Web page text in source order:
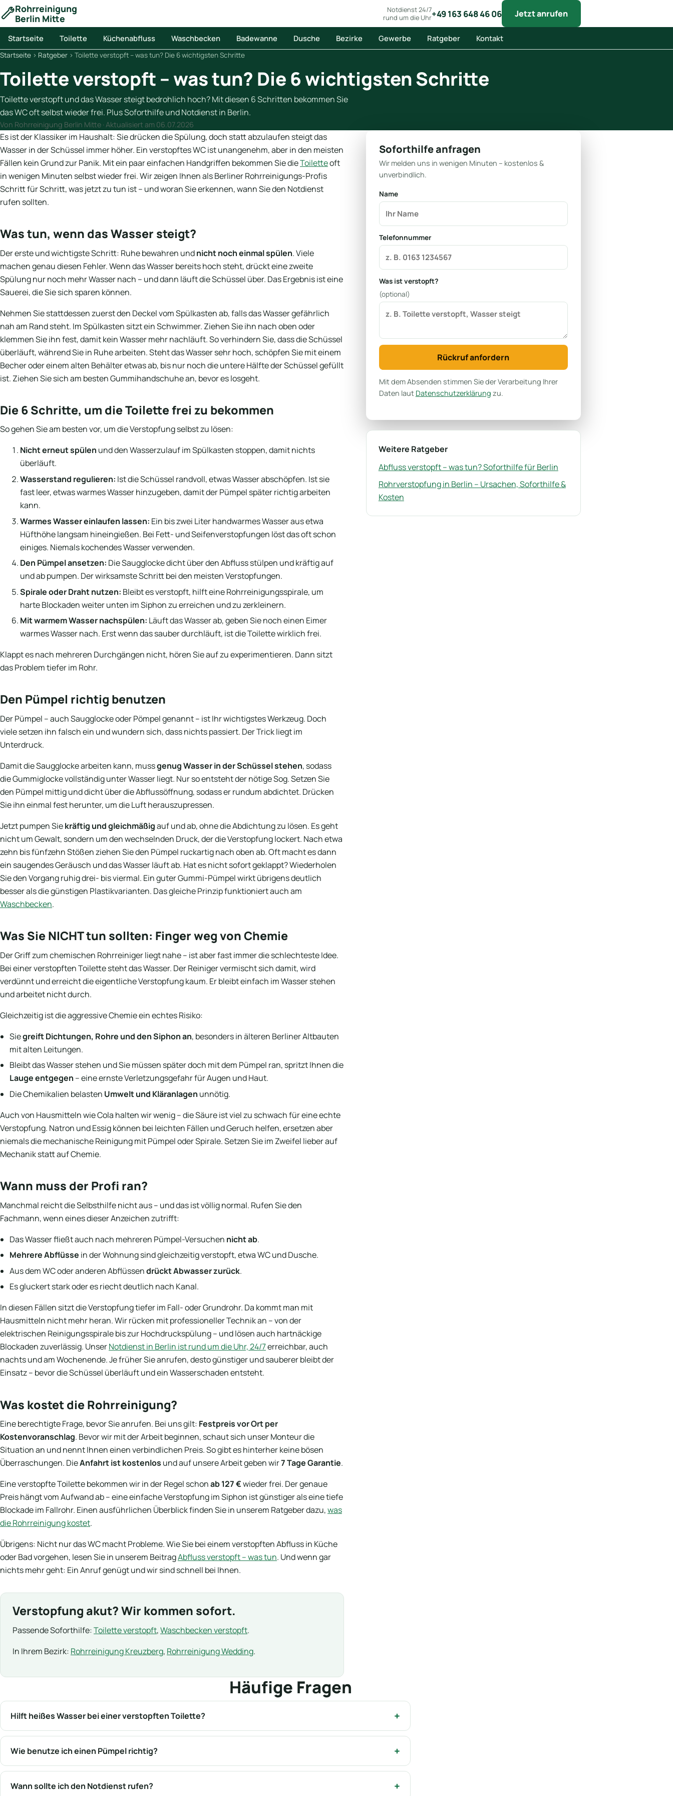
Rohrreinigung
Berlin Mitte
Notdienst 24/7
rund um die Uhr+49 163 648 46 06 Jetzt anrufen
Startseite Toilette Küchenabfluss Waschbecken Badewanne Dusche Bezirke Gewerbe Ratgeber Kontakt
Startseite › Ratgeber › Toilette verstopft – was tun? Die 6 wichtigsten Schritte
Toilette verstopft – was tun? Die 6 wichtigsten Schritte
Toilette verstopft und das Wasser steigt bedrohlich hoch? Mit diesen 6 Schritten bekommen Sie
das WC oft selbst wieder frei. Plus Soforthilfe und Notdienst in Berlin.
Von Rohrreinigung Berlin Mitte · Aktualisiert am 06.07.2026
Es ist der Klassiker im Haushalt: Sie drücken die Spülung, doch statt abzulaufen steigt das
Wasser in der Schüssel immer höher. Ein verstopftes WC ist unangenehm, aber in den meisten
Fällen kein Grund zur Panik. Mit ein paar einfachen Handgriffen bekommen Sie dieToiletteoft
in wenigen Minuten selbst wieder frei. Wir zeigen Ihnen als Berliner Rohrreinigungs-Profis
Schritt für Schritt, was jetzt zu tun ist – und woran Sie erkennen, wann Sie den Notdienst
rufen sollten.
Was tun, wenn das Wasser steigt?
Der erste und wichtigste Schritt: Ruhe bewahren undnicht noch einmal spülen. Viele
machen genau diesen Fehler. Wenn das Wasser bereits hoch steht, drückt eine zweite
Spülung nur noch mehr Wasser nach – und dann läuft die Schüssel über. Das Ergebnis ist eine
Sauerei, die Sie sich sparen können.
Nehmen Sie stattdessen zuerst den Deckel vom Spülkasten ab, falls das Wasser gefährlich
nah am Rand steht. Im Spülkasten sitzt ein Schwimmer. Ziehen Sie ihn nach oben oder
klemmen Sie ihn fest, damit kein Wasser mehr nachläuft. So verhindern Sie, dass die Schüssel
überläuft, während Sie in Ruhe arbeiten. Steht das Wasser sehr hoch, schöpfen Sie mit einem
Becher oder einem alten Behälter etwas ab, bis nur noch die untere Hälfte der Schüssel gefüllt
ist. Ziehen Sie sich am besten Gummihandschuhe an, bevor es losgeht.
Die 6 Schritte, um die Toilette frei zu bekommen
So gehen Sie am besten vor, um die Verstopfung selbst zu lösen:
Nicht erneut spülen und den Wasserzulauf im Spülkasten stoppen, damit nichts
überläuft.
Wasserstand regulieren: Ist die Schüssel randvoll, etwas Wasser abschöpfen. Ist sie
fast leer, etwas warmes Wasser hinzugeben, damit der Pümpel später richtig arbeiten
kann.
Warmes Wasser einlaufen lassen: Ein bis zwei Liter handwarmes Wasser aus etwa
Hüfthöhe langsam hineingießen. Bei Fett- und Seifenverstopfungen löst das oft schon
einiges. Niemals kochendes Wasser verwenden.
Den Pümpel ansetzen: Die Saugglocke dicht über den Abfluss stülpen und kräftig auf
und ab pumpen. Der wirksamste Schritt bei den meisten Verstopfungen.
Spirale oder Draht nutzen: Bleibt es verstopft, hilft eine Rohrreinigungsspirale, um
harte Blockaden weiter unten im Siphon zu erreichen und zu zerkleinern.
Mit warmem Wasser nachspülen: Läuft das Wasser ab, geben Sie noch einen Eimer
warmes Wasser nach. Erst wenn das sauber durchläuft, ist die Toilette wirklich frei.
Klappt es nach mehreren Durchgängen nicht, hören Sie auf zu experimentieren. Dann sitzt
das Problem tiefer im Rohr.
Den Pümpel richtig benutzen
Der Pümpel – auch Saugglocke oder Pömpel genannt – ist Ihr wichtigstes Werkzeug. Doch
viele setzen ihn falsch ein und wundern sich, dass nichts passiert. Der Trick liegt im
Unterdruck.
Damit die Saugglocke arbeiten kann, mussgenug Wasser in der Schüssel stehen, sodass
die Gummiglocke vollständig unter Wasser liegt. Nur so entsteht der nötige Sog. Setzen Sie
den Pümpel mittig und dicht über die Abflussöffnung, sodass er rundum abdichtet. Drücken
Sie ihn einmal fest herunter, um die Luft herauszupressen.
Jetzt pumpen Siekräftig und gleichmäßigauf und ab, ohne die Abdichtung zu lösen. Es geht
nicht um Gewalt, sondern um den wechselnden Druck, der die Verstopfung lockert. Nach etwa
zehn bis fünfzehn Stößen ziehen Sie den Pümpel ruckartig nach oben ab. Oft macht es dann
ein saugendes Geräusch und das Wasser läuft ab. Hat es nicht sofort geklappt? Wiederholen
Sie den Vorgang ruhig drei- bis viermal. Ein guter Gummi-Pümpel wirkt übrigens deutlich
besser als die günstigen Plastikvarianten. Das gleiche Prinzip funktioniert auch am
Waschbecken.
Was Sie NICHT tun sollten: Finger weg von Chemie
Der Griff zum chemischen Rohrreiniger liegt nahe – ist aber fast immer die schlechteste Idee.
Bei einer verstopften Toilette steht das Wasser. Der Reiniger vermischt sich damit, wird
verdünnt und erreicht die eigentliche Verstopfung kaum. Er bleibt einfach im Wasser stehen
und arbeitet nicht durch.
Gleichzeitig ist die aggressive Chemie ein echtes Risiko:
Siegreift Dichtungen, Rohre und den Siphon an, besonders in älteren Berliner Altbauten
mit alten Leitungen.
Bleibt das Wasser stehen und Sie müssen später doch mit dem Pümpel ran, spritzt Ihnen die
Lauge entgegen – eine ernste Verletzungsgefahr für Augen und Haut.
Die Chemikalien belasten Umwelt und Kläranlagen unnötig.
Auch von Hausmitteln wie Cola halten wir wenig – die Säure ist viel zu schwach für eine echte
Verstopfung. Natron und Essig können bei leichten Fällen und Geruch helfen, ersetzen aber
niemals die mechanische Reinigung mit Pümpel oder Spirale. Setzen Sie im Zweifel lieber auf
Mechanik statt auf Chemie.
Wann muss der Profi ran?
Manchmal reicht die Selbsthilfe nicht aus – und das ist völlig normal. Rufen Sie den
Fachmann, wenn eines dieser Anzeichen zutrifft:
Das Wasser fließt auch nach mehreren Pümpel-Versuchen nicht ab.
Mehrere Abflüsse in der Wohnung sind gleichzeitig verstopft, etwa WC und Dusche.
Aus dem WC oder anderen Abflüssendrückt Abwasser zurück.
Es gluckert stark oder es riecht deutlich nach Kanal.
In diesen Fällen sitzt die Verstopfung tiefer im Fall- oder Grundrohr. Da kommt man mit
Hausmitteln nicht mehr heran. Wir rücken mit professioneller Technik an – von der
elektrischen Reinigungsspirale bis zur Hochdruckspülung – und lösen auch hartnäckige
Blockaden zuverlässig. UnserNotdienst in Berlin ist rund um die Uhr, 24/7erreichbar, auch
nachts und am Wochenende. Je früher Sie anrufen, desto günstiger und sauberer bleibt der
Einsatz – bevor die Schüssel überläuft und ein Wasserschaden entsteht.
Was kostet die Rohrreinigung?
Eine berechtigte Frage, bevor Sie anrufen. Bei uns gilt: Festpreis vor Ort per
Kostenvoranschlag. Bevor wir mit der Arbeit beginnen, schaut sich unser Monteur die
Situation an und nennt Ihnen einen verbindlichen Preis. So gibt es hinterher keine bösen
Überraschungen. DieAnfahrt ist kostenlos und auf unsere Arbeit geben wir7 Tage Garantie.
Eine verstopfte Toilette bekommen wir in der Regel schonab 127 €wieder frei. Der genaue
Preis hängt vom Aufwand ab – eine einfache Verstopfung im Siphon ist günstiger als eine tiefe
Blockade im Fallrohr. Einen ausführlichen Überblick finden Sie in unserem Ratgeber dazu,was
die Rohrreinigung kostet.
Übrigens: Nicht nur das WC macht Probleme. Wie Sie bei einem verstopften Abfluss in Küche
oder Bad vorgehen, lesen Sie in unserem BeitragAbfluss verstopft – was tun. Und wenn gar
nichts mehr geht: Ein Anruf genügt und wir sind schnell bei Ihnen.
Verstopfung akut? Wir kommen sofort.
Passende Soforthilfe:Toilette verstopft,Waschbecken verstopft.
In Ihrem Bezirk: Rohrreinigung Kreuzberg, Rohrreinigung Wedding.
Soforthilfe anfragen
Wir melden uns in wenigen Minuten – kostenlos &
unverbindlich.
Name
Telefonnummer
Was ist verstopft?
(optional)
Rückruf anfordern
Mit dem Absenden stimmen Sie der Verarbeitung Ihrer
Daten laut Datenschutzerklärung zu.
Weitere Ratgeber
Abfluss verstopft – was tun? Soforthilfe für Berlin
Rohrverstopfung in Berlin – Ursachen, Soforthilfe &
Kosten
Häufige Fragen
Hilft heißes Wasser bei einer verstopften Toilette?
Wie benutze ich einen Pümpel richtig?
Wann sollte ich den Notdienst rufen?